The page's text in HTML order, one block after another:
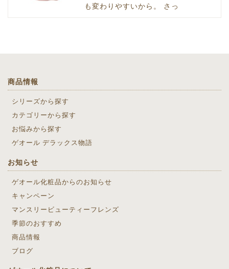
も変わりやすいから。 さっ
商品情報
シリーズから探す
カテゴリーから探す
お悩みから探す
ゲオール デラックス物語
お知らせ
ゲオール化粧品からのお知らせ
キャンペーン
マンスリービューティーフレンズ
季節のおすすめ
商品情報
ブログ